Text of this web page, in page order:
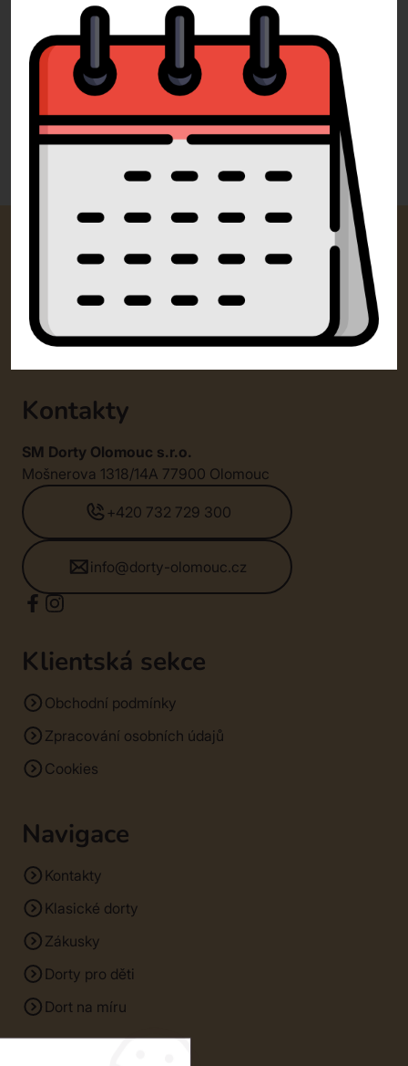
+420 732 729 300
Pište
info@dorty-olomouc.cz
0 recenzí
Kontakty
SM Dorty Olomouc s.r.o.
Mošnerova 1318/14A 77900 Olomouc
+420 732 729 300
info@dorty-olomouc.cz
Klientská sekce
Obchodní podmínky
Zpracování osobních údajů
Cookies
Navigace
Kontakty
Klasické dorty
Zákusky
Dorty pro děti
Dort na míru